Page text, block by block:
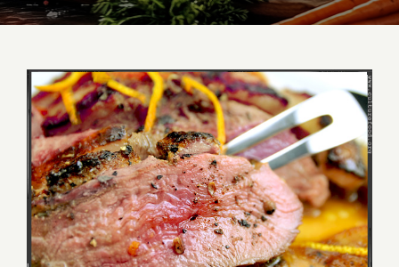
Entenbrust á l’orange vom Grill